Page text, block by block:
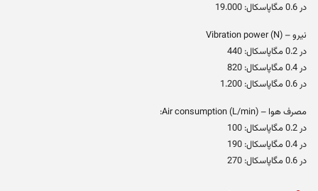
در 0.6 مگاپاسکال: 19.000
نیرو – (Vibration power (N
در 0.2 مگاپاسکال: 440
در 0.4 مگاپاسکال: 820
در 0.6 مگاپاسکال: 1.200
مصرف هوا – (Air consumption (L/min:
در 0.2 مگاپاسکال: 100
در 0.4 مگاپاسکال: 190
در 0.6 مگاپاسکال: 270